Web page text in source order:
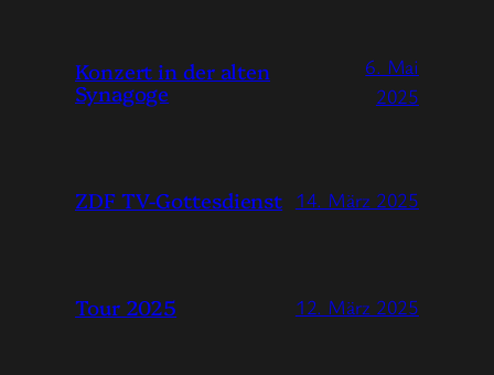
Konzert in der alten
Synagoge
6. Mai
2025
ZDF TV-Gottesdienst 14. März 2025
Tour 2025 12. März 2025